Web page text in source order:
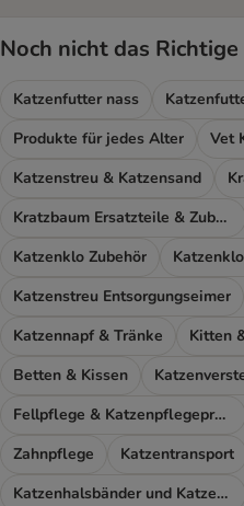
Noch nicht das
Katzenfutter nass
Produkte für jedes Alter
Vet
Katzenstreu & Katzensand
Kratzbaum Ersatzteile & Zubehör
Katzenklo Zubehör
Katzenstreu Entsorgungseimer
Katzennapf & Tränke
Kitten
Betten & Kissen
Fellpflege & Katzenpflegeprodukte
Zahnpflege
Katzentransport
Katzenhalsbänder und Katzengeschirr